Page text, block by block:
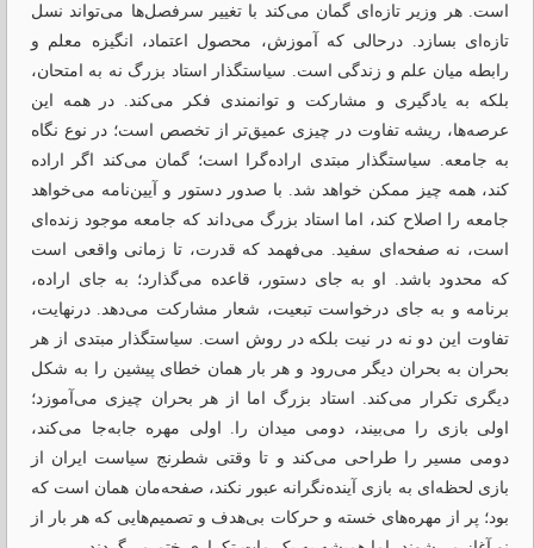
است. هر وزیر تازه‌ای گمان می‌کند با تغییر سرفصل‌ها می‌تواند نسل
تازه‌ای بسازد. درحالی که آموزش، محصول اعتماد، انگیزه معلم و
رابطه میان علم و زندگی است. سیاستگذار استاد بزرگ نه به امتحان،
بلکه به یادگیری و مشارکت و توانمندی فکر می‌کند. در همه این
عرصه‌ها، ریشه تفاوت در چیزی عمیق‌تر از تخصص است؛ در نوع نگاه
به جامعه. سیاستگذار مبتدی اراده‌گرا است؛ گمان می‌کند اگر اراده
کند، همه‌ چیز ممکن خواهد شد. با صدور دستور و آیین‌نامه می‌خواهد
جامعه را اصلاح کند، اما استاد بزرگ می‌داند که جامعه موجود زنده‌ای
است، نه صفحه‌ای سفید. می‌فهمد که قدرت، تا زمانی واقعی است
که محدود باشد. او به ‌جای دستور، قاعده می‌گذارد؛ به ‌جای اراده،
برنامه و به جای درخواست تبعیت، شعار مشارکت می‌دهد. درنهایت،
تفاوت این دو نه در نیت بلکه در روش است. سیاستگذار مبتدی از هر
بحران به بحران دیگر می‌رود و هر بار همان خطای پیشین را به شکل
دیگری تکرار می‌کند. استاد بزرگ اما از هر بحران چیزی می‌آموزد؛
اولی بازی را می‌بیند، دومی میدان را. اولی مهره جابه‌جا می‌کند،
دومی مسیر را طراحی می‌کند و تا وقتی شطرنج سیاست ایران از
بازی لحظه‌ای به بازی آینده‌نگرانه عبور نکند، صفحه‌مان همان است که
بود؛ پر از مهره‌های خسته و‌ حرکات بی‌هدف و تصمیم‌هایی که هر بار از